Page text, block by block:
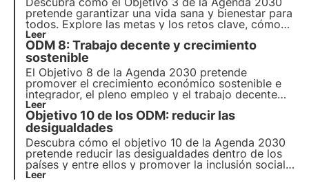
pretende garantizar una vida sana y bienestar para
todos. Explore las metas y los retos clave, cómo
avanza Italia hacia la consecución de estos
objetivos y cómo pueden contribuir las empresas a
este objetivo.
Leer
ODM 8: Trabajo decente y crecimiento
sostenible
El Objetivo 8 de la Agenda 2030 pretende
promover el crecimiento económico sostenible e
integrador, el pleno empleo y el trabajo decente
para todos. En este artículo, exploramos los
objetivos y retos del objetivo 8, así como algunas
iniciativas sociales dirigidas a promover el empleo
decente.
Leer
Objetivo 10 de los ODM: reducir las
desigualdades
Descubra cómo el objetivo 10 de la Agenda 2030
pretende reducir las desigualdades dentro de los
países y entre ellos y promover la inclusión social,
económica y política. Explore las principales
Leer